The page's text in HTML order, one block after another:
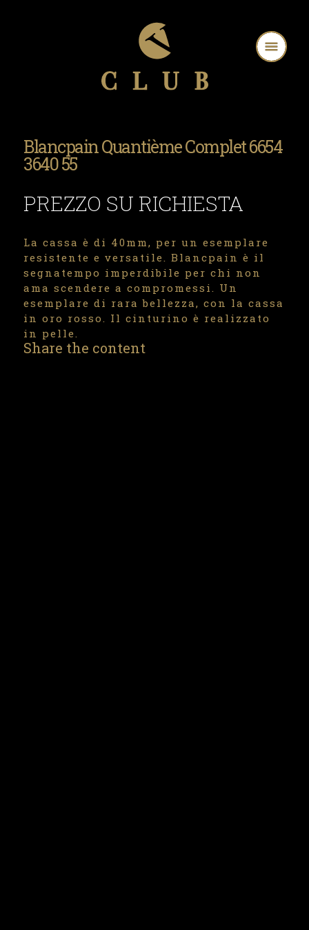
Blancpain Quantième Complet 6654
3640 55
PREZZO SU RICHIESTA
La cassa è di 40mm, per un esemplare
resistente e versatile. Blancpain è il
segnatempo imperdibile per chi non
ama scendere a compromessi. Un
esemplare di rara bellezza, con la cassa
in oro rosso. Il cinturino è realizzato
in pelle.
Share the content